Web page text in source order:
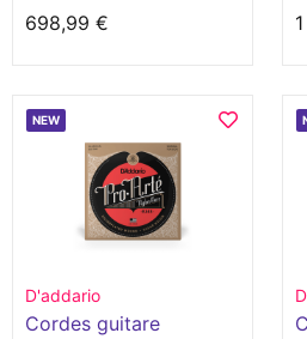
698,99 €
NEW
D'addario
Cordes guitare